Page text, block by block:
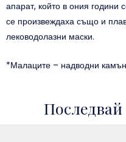
апарат, който в ония години
се произвеждаха също и
леководолазни маски.
*Малаците – надводни